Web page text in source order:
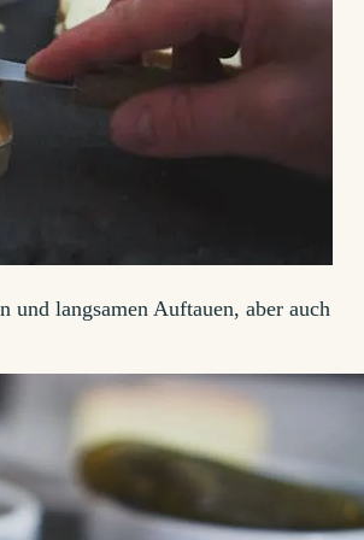
langsamen Auftauen, aber auch